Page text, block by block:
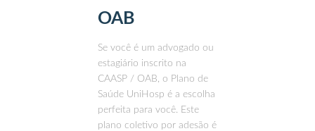
OAB
Se você é um advogado ou
estagiário inscrito na
CAASP / OAB, o Plano de
Saúde UniHosp é a escolha
perfeita para você. Este
plano coletivo por adesão é